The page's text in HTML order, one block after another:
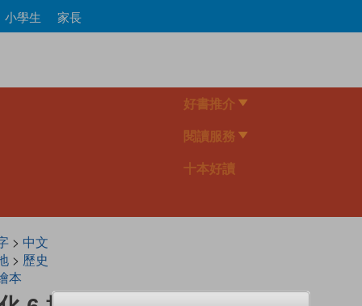
Skip
to
小學生 家長
好書推介
閱讀服務
十本好讀
> 中文
> 歷史
本